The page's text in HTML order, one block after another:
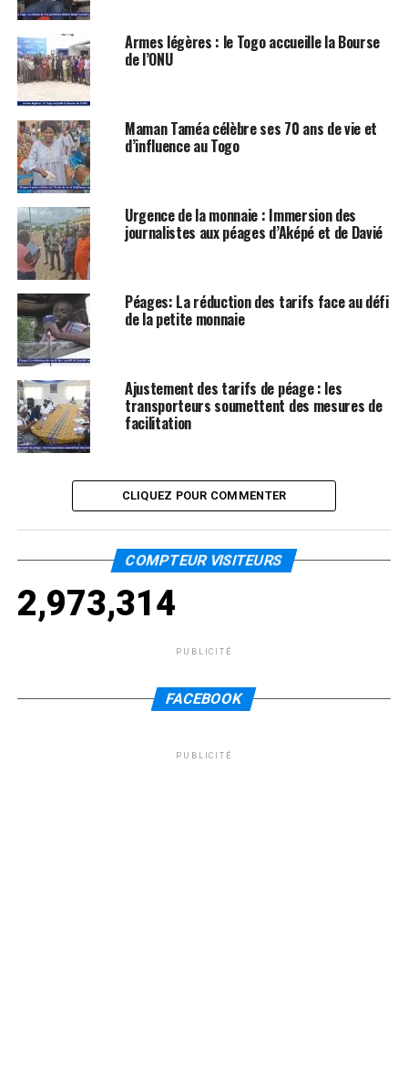
Armes légères : le Togo accueille la Bourse
de l’ONU
Maman Taméa célèbre ses 70 ans de vie et
d’influence au Togo
Urgence de la monnaie : Immersion des
journalistes aux péages d’Aképé et de Davié
Péages: La réduction des tarifs face au défi
de la petite monnaie
Ajustement des tarifs de péage : les
transporteurs soumettent des mesures de
facilitation
CLIQUEZ POUR COMMENTER
COMPTEUR VISITEURS
2,973,314
PUBLICITÉ
FACEBOOK
PUBLICITÉ